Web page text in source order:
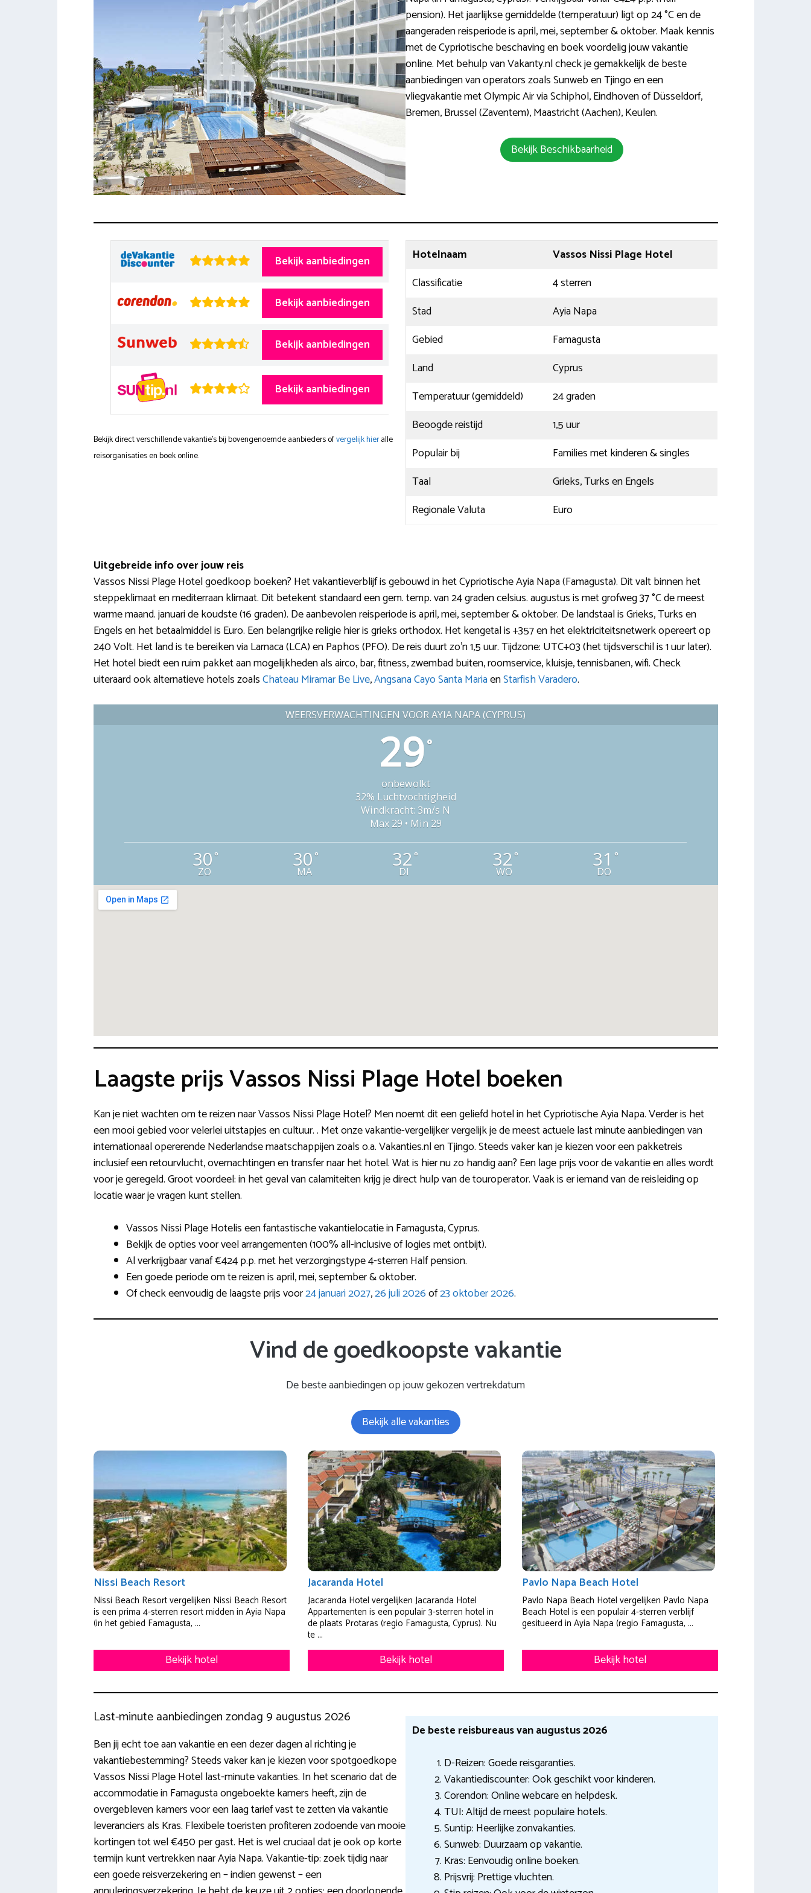
pension). Het jaarlijkse gemiddelde (temperatuur) ligt op 24 °C en de
aangeraden reisperiode is april, mei, september & oktober. Maak kennis
met de Cypriotische beschaving en boek voordelig jouw vakantie
online. Met behulp van Vakanty.nl check je gemakkelijk de beste
aanbiedingen van operators zoals Sunweb en Tjingo en een
vliegvakantie met Olympic Air via Schiphol, Eindhoven of Düsseldorf,
Bremen, Brussel (Zaventem), Maastricht (Aachen), Keulen.
Bekijk Beschikbaarheid
Bekijk aanbiedingen
Bekijk aanbiedingen
Bekijk aanbiedingen
Bekijk aanbiedingen
Bekijk direct verschillende vakantie's bij bovengenoemde aanbieders ofvergelijk hieralle
reisorganisaties en boek online.
Hotelnaam
Vassos Nissi Plage Hotel
Classificatie
4 sterren
Stad
Ayia Napa
Gebied
Famagusta
Land
Cyprus
Temperatuur (gemiddeld)
24 graden
Beoogde reistijd
1,5 uur
Populair bij
Families met kinderen & singles
Taal
Grieks, Turks en Engels
Regionale Valuta
Euro
Uitgebreide info over jouw reis
Vassos Nissi Plage Hotel goedkoop boeken? Het vakantieverblijf is gebouwd in het Cypriotische Ayia Napa (Famagusta). Dit valt binnen het
steppeklimaat en mediterraan klimaat. Dit betekent standaard een gem. temp. van 24 graden celsius. augustus is met grofweg 37 °C de meest
warme maand. januari de koudste (16 graden). De aanbevolen reisperiode is april, mei, september & oktober. De landstaal is Grieks, Turks en
Engels en het betaalmiddel is Euro. Een belangrijke religie hier is grieks orthodox. Het kengetal is +357 en het elektriciteitsnetwerk opereert op
240 Volt. Het land is te bereiken via Larnaca (LCA) en Paphos (PFO). De reis duurt zo’n 1,5 uur. Tijdzone: UTC+03 (het tijdsverschil is 1 uur later).
Het hotel biedt een ruim pakket aan mogelijkheden als airco, bar, fitness, zwembad buiten, roomservice, kluisje, tennisbanen, wifi. Check
uiteraard ook alternatieve hotels zoalsChateau Miramar Be Live,Angsana Cayo Santa MariaenStarfish Varadero.
WEERSVERWACHTINGEN VOOR AYIA NAPA (CYPRUS)
29°
onbewolkt
32% Luchtvochtigheid
Windkracht: 3m/s N
Max 29 • Min 29
30°
ZO
30°
MA
32°
DI
32°
WO
31 °
DO
Laagste prijs Vassos Nissi Plage Hotel boeken
Kan je niet wachten om te reizen naar Vassos Nissi Plage Hotel? Men noemt dit een geliefd hotel in het Cypriotische Ayia Napa. Verder is het
een mooi gebied voor velerlei uitstapjes en cultuur. . Met onze vakantie-vergelijker vergelijk je de meest actuele last minute aanbiedingen van
internationaal opererende Nederlandse maatschappijen zoals o.a. Vakanties.nl en Tjingo. Steeds vaker kan je kiezen voor een pakketreis
inclusief een retourvlucht, overnachtingen en transfer naar het hotel. Wat is hier nu zo handig aan? Een lage prijs voor de vakantie en alles wordt
voor je geregeld. Groot voordeel: in het geval van calamiteiten krijg je direct hulp van de touroperator. Vaak is er iemand van de reisleiding op
locatie waar je vragen kunt stellen.
Vassos Nissi Plage Hotelis een fantastische vakantielocatie in Famagusta, Cyprus.
Bekijk de opties voor veel arrangementen (100% all-inclusive of logies met ontbijt).
Al verkrijgbaar vanaf €424 p.p. met het verzorgingstype 4-sterren Half pension.
Een goede periode om te reizen is april, mei, september & oktober.
Of check eenvoudig de laagste prijs voor24 januari 2027,26 juli 2026of23 oktober 2026.
Vind de goedkoopste vakantie
De beste aanbiedingen op jouw gekozen vertrekdatum
Bekijk alle vakanties
Nissi Beach Resort
Nissi Beach Resort vergelijken Nissi Beach Resort
is een prima 4-sterren resort midden in Ayia Napa
(in het gebied Famagusta, ...
Bekijk hotel
Jacaranda Hotel
Jacaranda Hotel vergelijken Jacaranda Hotel
Appartementen is een populair 3-sterren hotel in
de plaats Protaras (regio Famagusta, Cyprus). Nu
te ...
Bekijk hotel
Pavlo Napa Beach Hotel
Pavlo Napa Beach Hotel vergelijken Pavlo Napa
Beach Hotel is een populair 4-sterren verblijf
gesitueerd in Ayia Napa (regio Famagusta, ...
Bekijk hotel
Last-minute aanbiedingen zondag 9 augustus 2026
Ben jij echt toe aan vakantie en een dezer dagen al richting je
vakantiebestemming? Steeds vaker kan je kiezen voor spotgoedkope
Vassos Nissi Plage Hotel last-minute vakanties. In het scenario dat de
accommodatie in Famagusta ongeboekte kamers heeft, zijn de
overgebleven kamers voor een laag tarief vast te zetten via vakantie
leveranciers als Kras. Flexibele toeristen profiteren zodoende van mooie
kortingen tot wel €450 per gast. Het is wel cruciaal dat je ook op korte
termijn kunt vertrekken naar Ayia Napa. Vakantie-tip: zoek tijdig naar
een goede reisverzekering en – indien gewenst – een
De beste reisbureaus van augustus 2026
D-Reizen: Goede reisgaranties.
Vakantiediscounter: Ook geschikt voor kinderen.
Corendon: Online webcare en helpdesk.
TUI: Altijd de meest populaire hotels.
Suntip: Heerlijke zonvakanties.
Sunweb: Duurzaam op vakantie.
Kras: Eenvoudig online boeken.
Prijsvrij: Prettige vluchten.